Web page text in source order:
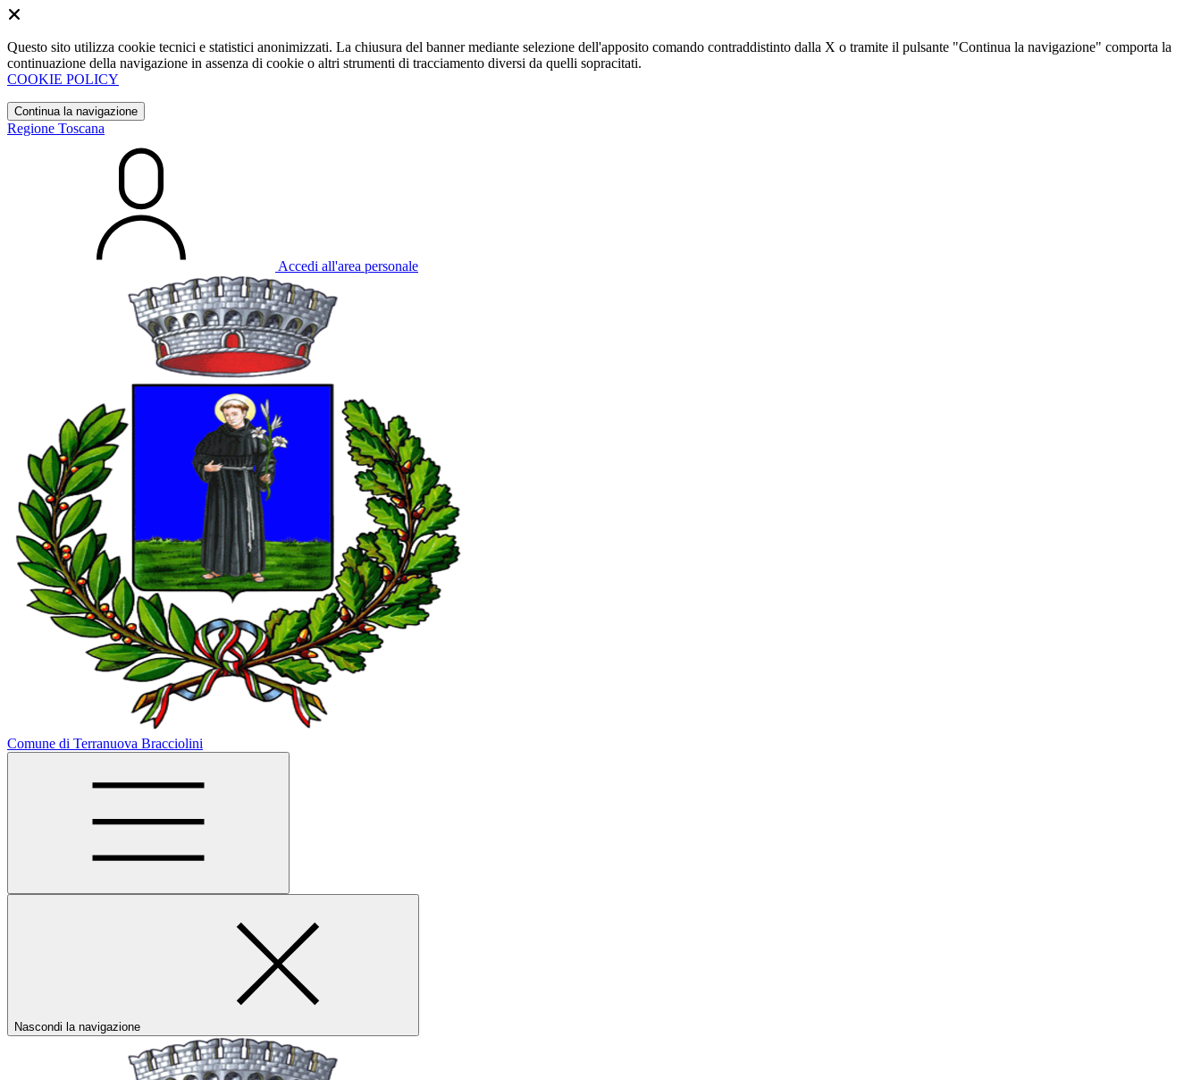
Questo sito utilizza cookie tecnici e statistici anonimizzati. La chiusura del banner mediante selezione dell'apposito comando contraddistinto dalla X o tramite il pulsante "Continua la navigazione" comporta la
continuazione della navigazione in assenza di cookie o altri strumenti di tracciamento diversi da quelli sopracitati.
COOKIE POLICY
Continua la navigazione
Regione Toscana
Accedi all'area personale
Comune di Terranuova Bracciolini
Nascondi la navigazione